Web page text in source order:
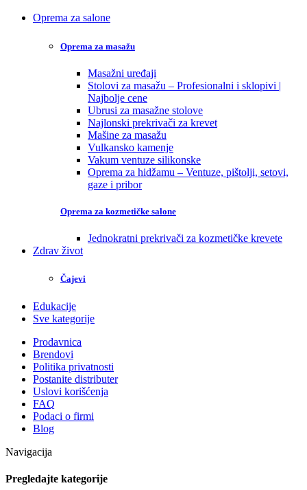
Oprema za salone
Oprema za masažu
Masažni uređaji
Stolovi za masažu – Profesionalni i sklopivi |
Najbolje cene
Ubrusi za masažne stolove
Najlonski prekrivači za krevet
Mašine za masažu
Vulkansko kamenje
Vakum ventuze silikonske
Oprema za hidžamu – Ventuze, pištolji, setovi,
gaze i pribor
Oprema za kozmetičke salone
Jednokratni prekrivači za kozmetičke krevete
Zdrav život
Čajevi
Edukacije
Sve kategorije
Prodavnica
Brendovi
Politika privatnosti
Postanite distributer
Uslovi korišćenja
FAQ
Podaci o firmi
Blog
Navigacija
Pregledajte kategorije